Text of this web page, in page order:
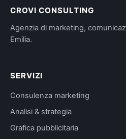
CROVI CONSULTING
Agenzia di marketing,
Emilia.
SERVIZI
Consulenza marketing
Analisi & strategia
Grafica pubblicitaria